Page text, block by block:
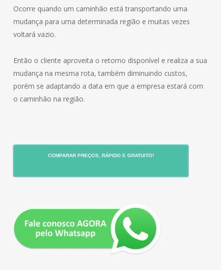
Ocorre quando um caminhão está transportando uma
mudança para uma determinada região e muitas vezes
voltará vazio.
Então o cliente aproveita o retorno disponível e realiza a sua
mudança na mesma rota, também diminuindo custos,
porém se adaptando a data em que a empresa estará com
o caminhão na região.
COMPARAR PREÇOS, RÁPIDO E GRATUITO!